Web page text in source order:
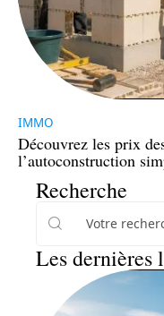
IMMO
Découvrez les prix
l’autoconstruction
Recherche
Les dernières